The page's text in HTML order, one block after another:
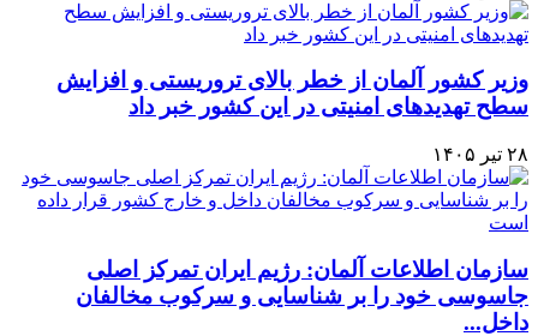
وزیر کشور آلمان از خطر بالای تروریستی و افزایش
سطح تهدیدهای امنیتی در این کشور خبر داد
۲۸ تیر ۱۴۰۵
سازمان اطلاعات آلمان: رژیم ایران تمرکز اصلی
جاسوسی خود را بر شناسایی و سرکوب مخالفان
داخل...